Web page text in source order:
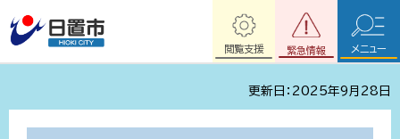
緊急情報
閲覧支援 メニュー
更新日：2025年9月28日